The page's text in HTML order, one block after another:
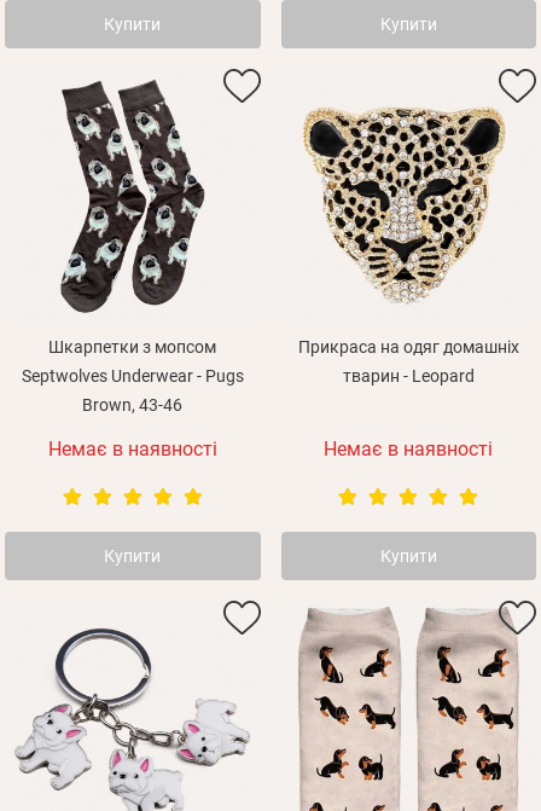
Купити Купити
Шкарпетки з мопсом
Septwolves Underwear - Pugs
Brown, 43-46
Немає в наявності
Купити
Прикраса на одяг домашніх
тварин - Leopard
Немає в наявності
Купити
Відправити
Реєстрація
або з допомогою
Отримувати повідомлення про новинки, знижки, акції
Пароль
Зареєструватися
Відправити
Згадали пароль?
Вам на пошту буде відправлено лист з посиланням
для підтвердження реєстрації.
Не прийшов лист?
Повторити відправку
ваш обліковий запис не підтверджена